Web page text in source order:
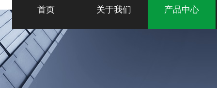
首页 关于我们 产品中心